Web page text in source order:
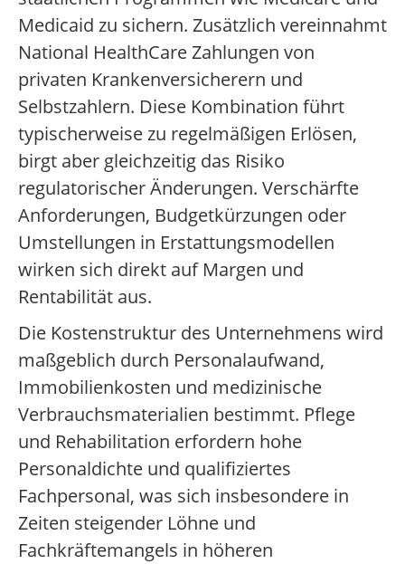
Medicaid zu sichern. Zusätzlich vereinnahmt
National HealthCare Zahlungen von
privaten Krankenversicherern und
Selbstzahlern. Diese Kombination führt
typischerweise zu regelmäßigen Erlösen,
birgt aber gleichzeitig das Risiko
regulatorischer Änderungen. Verschärfte
Anforderungen, Budgetkürzungen oder
Umstellungen in Erstattungsmodellen
wirken sich direkt auf Margen und
Rentabilität aus.
Die Kostenstruktur des Unternehmens wird
maßgeblich durch Personalaufwand,
Immobilienkosten und medizinische
Verbrauchsmaterialien bestimmt. Pflege
und Rehabilitation erfordern hohe
Personaldichte und qualifiziertes
Fachpersonal, was sich insbesondere in
Zeiten steigender Löhne und
Fachkräftemangels in höheren